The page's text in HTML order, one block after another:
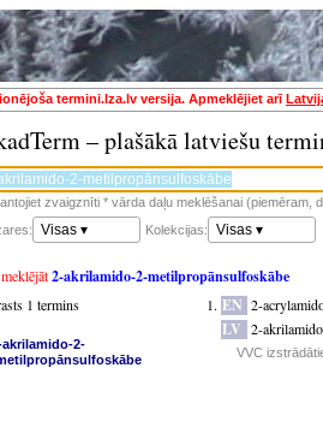
termini.lza.lv versija. Apmeklējiet arī
– plašākā latviešu
zvaigznīti * vārda daļu meklēšanai (piemēram,
Visas ▾ Kolekcijas: Visas ▾
2-akrilamido-2-metilpropānsulfoskābe
1 termins
akrilamido-2-
EN 2-
LV 2-
VVC